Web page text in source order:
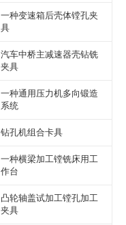
一种变速箱后壳体镗孔夹
具
汽车中桥主减速器壳钻铣
夹具
一种通用压力机多向锻造
系统
钻孔机组合卡具
一种横梁加工镗铣床用工
作台
凸轮轴盖试加工镗孔加工
夹具